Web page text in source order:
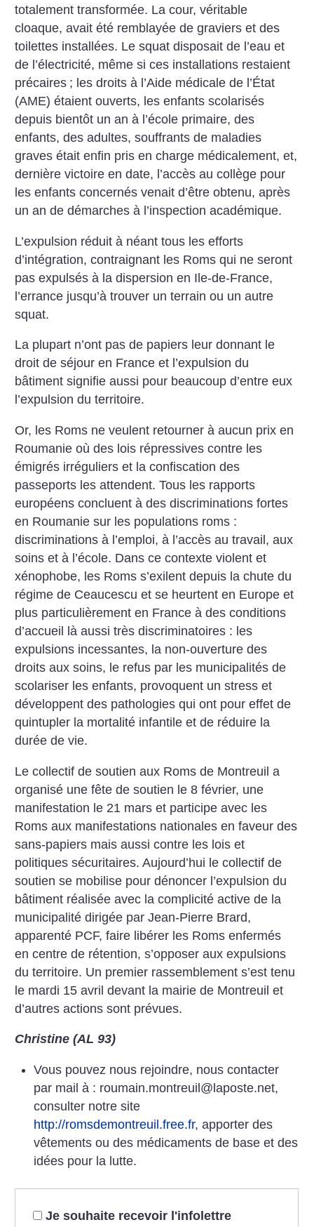
totalement transformée. La cour, véritable
cloaque, avait été remblayée de graviers et des
toilettes installées. Le squat disposait de l’eau et
de l’électricité, même si ces installations restaient
précaires ; les droits à l’Aide médicale de l’État
(AME) étaient ouverts, les enfants scolarisés
depuis bientôt un an à l’école primaire, des
enfants, des adultes, souffrants de maladies
graves était enfin pris en charge médicalement, et,
dernière victoire en date, l’accès au collège pour
les enfants concernés venait d’être obtenu, après
un an de démarches à l’inspection académique.
L’expulsion réduit à néant tous les efforts
d’intégration, contraignant les Roms qui ne seront
pas expulsés à la dispersion en Ile-de-France,
l’errance jusqu’à trouver un terrain ou un autre
squat.
La plupart n’ont pas de papiers leur donnant le
droit de séjour en France et l’expulsion du
bâtiment signifie aussi pour beaucoup d’entre eux
l’expulsion du territoire.
Or, les Roms ne veulent retourner à aucun prix en
Roumanie où des lois répressives contre les
émigrés irréguliers et la confiscation des
passeports les attendent. Tous les rapports
européens concluent à des discriminations fortes
en Roumanie sur les populations roms :
discriminations à l’emploi, à l’accès au travail, aux
soins et à l’école. Dans ce contexte violent et
xénophobe, les Roms s’exilent depuis la chute du
régime de Ceaucescu et se heurtent en Europe et
plus particulièrement en France à des conditions
d’accueil là aussi très discriminatoires : les
expulsions incessantes, la non-ouverture des
droits aux soins, le refus par les municipalités de
scolariser les enfants, provoquent un stress et
développent des pathologies qui ont pour effet de
quintupler la mortalité infantile et de réduire la
durée de vie.
Le collectif de soutien aux Roms de Montreuil a
organisé une fête de soutien le 8 février, une
manifestation le 21 mars et participe avec les
Roms aux manifestations nationales en faveur des
sans-papiers mais aussi contre les lois et
politiques sécuritaires. Aujourd’hui le collectif de
soutien se mobilise pour dénoncer l’expulsion du
bâtiment réalisée avec la complicité active de la
municipalité dirigée par Jean-Pierre Brard,
apparenté PCF, faire libérer les Roms enfermés
en centre de rétention, s’opposer aux expulsions
du territoire. Un premier rassemblement s’est tenu
le mardi 15 avril devant la mairie de Montreuil et
d’autres actions sont prévues.
Christine (AL 93)
Vous pouvez nous rejoindre, nous contacter
par mail à : roumain.montreuil@laposte.net,
consulter notre site
http://romsdemontreuil.free.fr, apporter des
vêtements ou des médicaments de base et des
idées pour la lutte.
Je souhaite recevoir l'infolettre